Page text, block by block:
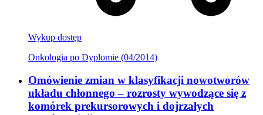
Wykup dostęp
Onkologia po Dyplomie (04/2014)
Omówienie zmian w klasyfikacji nowotworów
układu chłonnego – rozrosty wywodzące się z
komórek prekursorowych i dojrzałych